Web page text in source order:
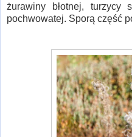
żurawiny błotnej, turzycy
pochwowatej. Sporą część